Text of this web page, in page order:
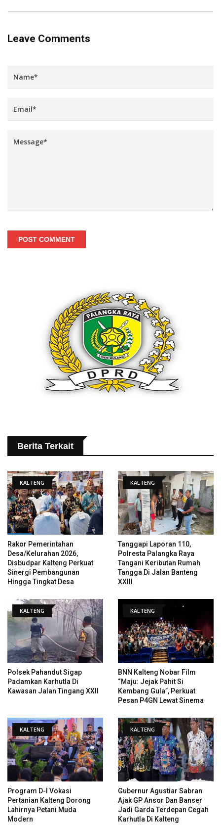
Leave Comments
POST COMMENT
Berita Terkait
KALTENG
Rakor Pemerintahan
Desa/Kelurahan 2026,
Disbudpar Kalteng Perkuat
Sinergi Pembangunan
Hingga Tingkat Desa
KALTENG
Tanggapi Laporan 110,
Polresta Palangka Raya
Tangani Keributan Rumah
Tangga Di Jalan Banteng
XXIII
KALTENG
Polsek Pahandut Sigap
Padamkan Karhutla Di
Kawasan Jalan Tingang XXII
KALTENG
BNN Kalteng Nobar Film
“Maju: Jejak Pahit Si
Kembang Gula”, Perkuat
Pesan P4GN Lewat Sinema
KALTENG
Program D-I Vokasi
Pertanian Kalteng Dorong
Lahirnya Petani Muda
Modern
KALTENG
Gubernur Agustiar Sabran
Ajak GP Ansor Dan Banser
Jadi Garda Terdepan Cegah
Karhutla Di Kalteng